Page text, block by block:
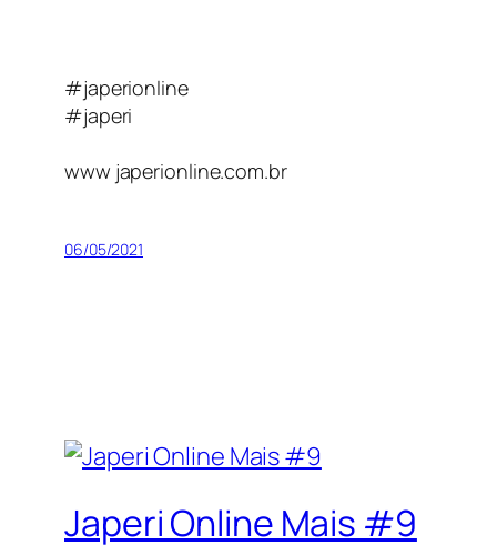
#japerionline
#japeri
www japerionline.com.br
06/05/2021
Japeri Online Mais #9